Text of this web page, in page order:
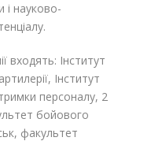
і науково-
входять: Інститут
Інститут
персоналу, 2
бойового
факультет